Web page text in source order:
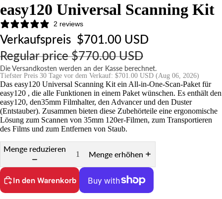
easy120 Universal Scanning Kit
2 reviews
Verkaufspreis $701.00 USD
Regular price$770.00 USD
Die Versandkosten werden an der Kasse berechnet.
Tiefster Preis 30 Tage vor dem Verkauf: $701.00 USD (Aug 06, 2026)
Das easy120 Universal Scanning Kit ein All-in-One-Scan-Paket für
easy120 , die alle Funktionen in einem Paket wünschen. Es enthält den
easy120, den35mm Filmhalter, den Advancer und den Duster
(Entstauber). Zusammen bieten diese Zubehörteile eine ergonomische
Lösung zum Scannen von 35mm 120er-Filmen, zum Transportieren
des Films und zum Entfernen von Staub.
Menge reduzieren
Menge erhöhen
In den Warenkorb